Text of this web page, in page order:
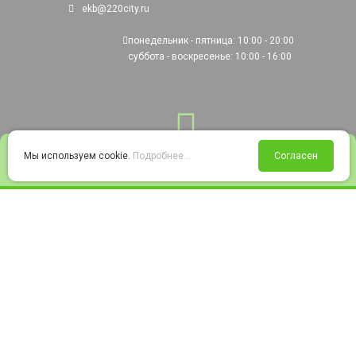
Войти Избранное Корзина
ekb@220city.ru
понедельник - пятница: 10:00 - 20:00
суббота - воскресенье: 10:00 - 16:00
Мы используем cookie. Подробнее... Согласен